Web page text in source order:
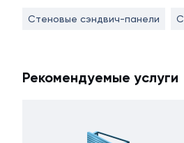
Стеновые сэндвич-панели
Рекомендуемые услуги